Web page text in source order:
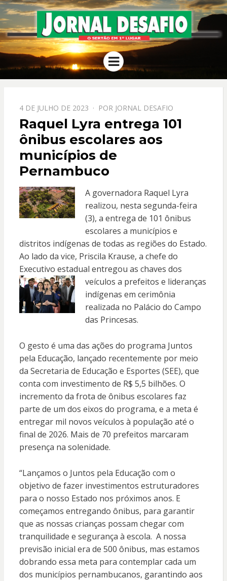
JORNAL
DESAFIO
O Sertão em 1º Lugar
Menu
PPOSTADO
EM
4 DE JULHO DE 2023 POR JORNAL DESAFIO
Raquel Lyra entrega 101
ônibus escolares aos
municípios de
Pernambuco
A governadora Raquel Lyra
realizou, nesta segunda-feira
(3), a entrega de 101 ônibus
escolares a municípios e
distritos indígenas de todas as regiões do Estado.
Ao lado da vice, Priscila Krause, a chefe do
Executivo estadual entregou as chaves dos
veículos a prefeitos e lideranças
indígenas em cerimônia
realizada no Palácio do Campo
das Princesas.
O gesto é uma das ações do programa Juntos
pela Educação, lançado recentemente por meio
da Secretaria de Educação e Esportes (SEE), que
conta com investimento de R$ 5,5 bilhões. O
incremento da frota de ônibus escolares faz
parte de um dos eixos do programa, e a meta é
entregar mil novos veículos à população até o
final de 2026. Mais de 70 prefeitos marcaram
presença na solenidade.
“Lançamos o Juntos pela Educação com o
objetivo de fazer investimentos estruturadores
para o nosso Estado nos próximos anos. E
começamos entregando ônibus, para garantir
que as nossas crianças possam chegar com
tranquilidade e segurança à escola. A nossa
previsão inicial era de 500 ônibus, mas estamos
dobrando essa meta para contemplar cada um
dos municípios pernambucanos, garantindo aos